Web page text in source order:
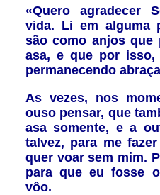
«Quero agradecer
vida. Li em alguma
são como anjos que
asa, e que por isso,
permanecendo
As vezes, nos
ouso pensar, que
asa somente, e a
talvez, para me
quer voar sem mim.
para que eu fosse
vôo.